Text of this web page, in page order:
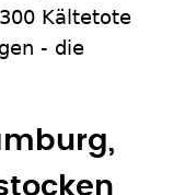
Kältetote
- die